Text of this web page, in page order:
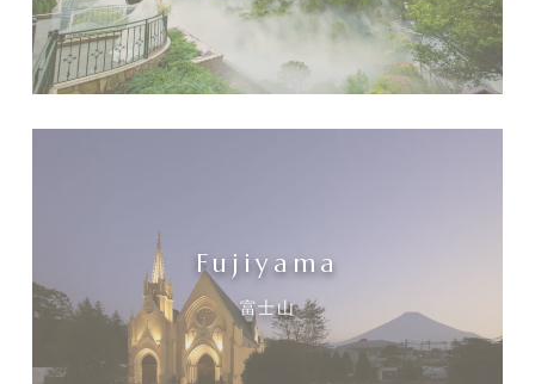
Fujiyama
富士山